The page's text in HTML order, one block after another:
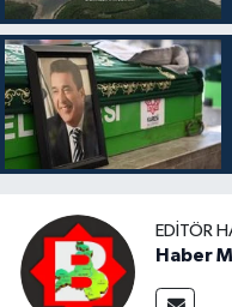
EDITÖR
Haber